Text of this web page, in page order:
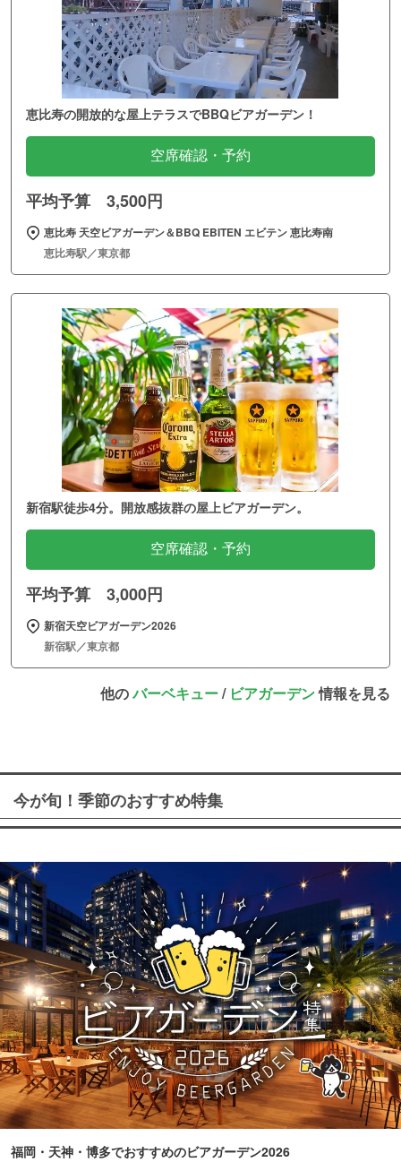
恵比寿の開放的な屋上テラスでBBQビアガーデン！
空席確認・予約
平均予算 3,500円
恵比寿 天空ビアガーデン＆BBQ EBITEN エビテン 恵比寿南
恵比寿駅／東京都
新宿駅徒歩4分。開放感抜群の屋上ビアガーデン。
空席確認・予約
平均予算 3,000円
新宿天空ビアガーデン2026
新宿駅／東京都
他のバーベキュー/ ビアガーデン情報を見る
今が旬！季節のおすすめ特集
福岡・天神・博多でおすすめのビアガーデン2026